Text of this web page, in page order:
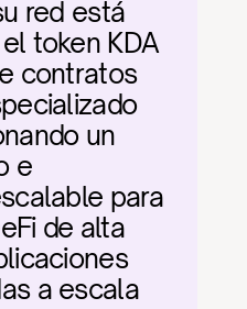
red está
token KDA
contratos
un
e
para
de alta
a escala